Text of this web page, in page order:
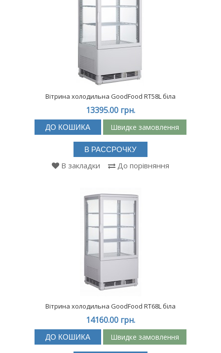
Вітрина холодильна GoodFood RT58L біла
13395.00 грн.
ДО КОШИКА Швидке замовлення
В РАССРОЧКУ
В закладки До порівняння
Вітрина холодильна GoodFood RT68L біла
14160.00 грн.
ДО КОШИКА Швидке замовлення